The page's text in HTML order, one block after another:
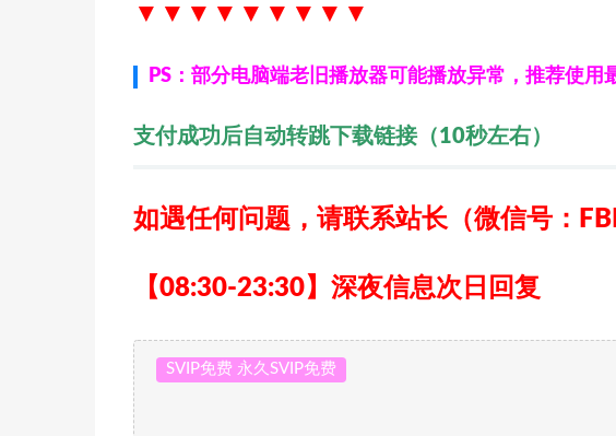
▼▼▼▼▼▼ ▼▼▼
PS：部分电脑端老旧播放器可能播放异常，推荐使用
支付成功后自动转跳下载链接（10秒左右）
如遇任何问题，请联系站长（微信号：
【08:30-23:30】深夜信息次日回复
SVIP免费 永久SVIP免费